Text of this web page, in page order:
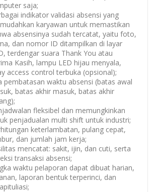
saja;
indikator validasi absensi yang
karyawan untuk memastikan
absensinya sudah tercatat, yaitu foto,
dan nomor ID ditampilkan di layar
terdengar suara Thank You atau
Kasih, lampu LED hijau menyala,
access control terbuka (opsional);
pembatasan waktu absensi (batas awal
batas akhir masuk, batas akhir
fleksibel dan memungkinkan
penjadualan multi shift untuk industri;
keterlambatan, pulang cepat,
dan jumlah jam kerja;
mencatat: sakit, ijin, dan cuti, serta
transaksi absensi;
waktu pelaporan dapat dibuat harian,
laporan bentuk terperinci, dan